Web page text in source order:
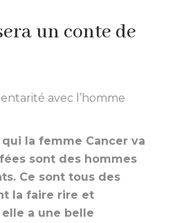
un conte de
avec l’homme
la femme Cancer va
sont des hommes
Ce sont tous des
la faire rire et
elle a une belle